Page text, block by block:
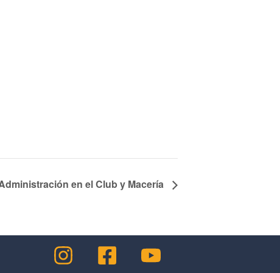
en el Club y Macería